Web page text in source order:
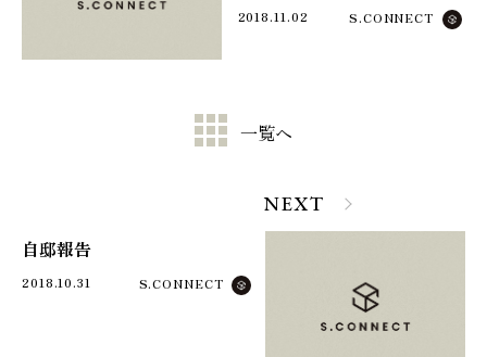
2018.11.02 S.CONNECT
一覧へ
NEXT
自邸報告
2018.10.31 S.CONNECT